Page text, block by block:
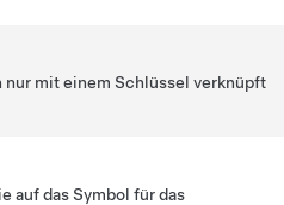
mit einem Schlüssel verknüpft
auf das Symbol für das